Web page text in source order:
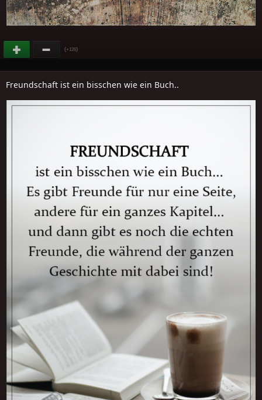
(+126)
Freundschaft ist ein bisschen wie ein Buch..